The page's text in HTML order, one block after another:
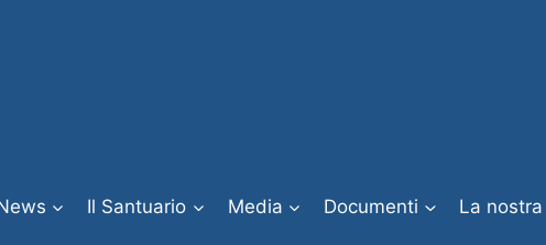
Il Santuario Media Documenti La